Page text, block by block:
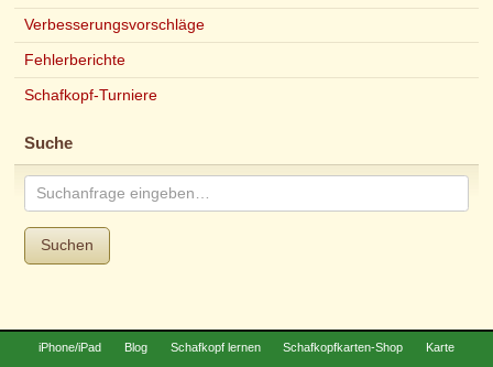
Verbesserungsvorschläge
Fehlerberichte
Schafkopf-Turniere
Suche
Suchen
iPhone/iPad Blog Schafkopf lernen Schafkopfkarten-Shop Karte